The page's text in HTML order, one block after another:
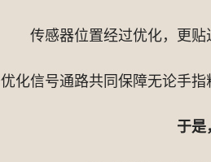
传感器位置经过优化，更
优化信号通路共同保障无论手
于是